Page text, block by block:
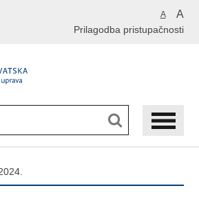
A A
Prilagodba pristupačnosti